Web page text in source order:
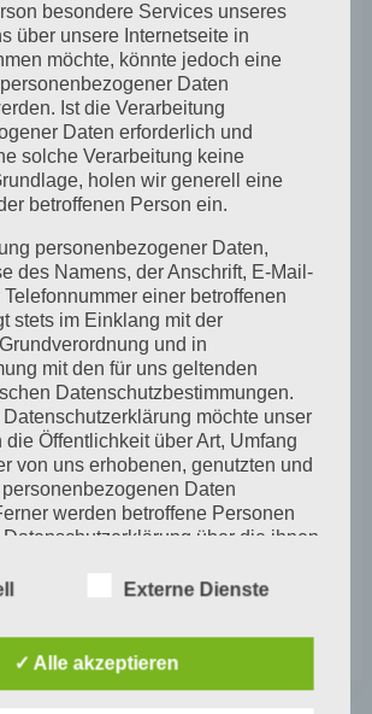
Schnuppern ist möglich!
Lisa, Pappelweg 22,
Marlow, für
schnellen Anmeldung:
hinzufügen
Farbspiele mit Anja
Röhl
besondere Services unseres
über unsere Internetseite in
möchte, könnte jedoch eine
Daten
Ist die Verarbeitung
Daten erforderlich und
solche Verarbeitung keine
holen wir generell eine
betroffenen Person ein.
personenbezogener Daten,
des Namens, der Anschrift, E-Mail-
einer betroffenen
stets im Einklang mit der
und in
mit den für uns geltenden
Datenschutzbestimmungen.
möchte unser
die Öffentlichkeit über Art, Umfang
von uns erhobenen, genutzten und
Daten
werden betroffene Personen
über die ihnen
um einen möglichst
der über diese Internetseite
Externe Dienste
✓ Alle akzeptieren